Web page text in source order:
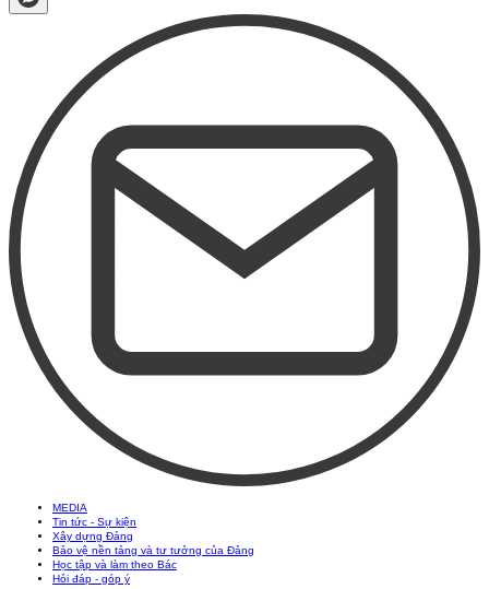
MEDIA
Tin tức - Sự kiện
Xây dựng Đảng
Bảo vệ nền tảng và tư tưởng của Đảng
Học tập và làm theo Bác
Hỏi đáp - góp ý